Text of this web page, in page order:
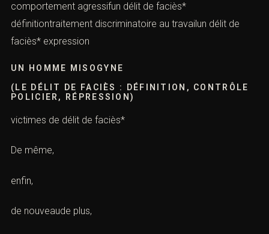
comportement agressifun délit de faciès*
définitiontraitement discriminatoire au travailun délit de
faciès* expression
UN HOMME MISOGYNE
(LE DÉLIT DE FACIÈS : DÉFINITION, CONTRÔLE
POLICIER, RÉPRESSION)
victimes de délit de faciès*
De même,
enfin,
de nouveaude plus,